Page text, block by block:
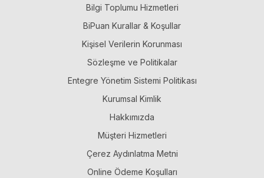
Bilgi Toplumu Hizmetleri
BiPuan Kurallar & Koşullar
Kişisel Verilerin Korunması
Sözleşme ve Politikalar
Entegre Yönetim Sistemi Politikası
Kurumsal Kimlik
Hakkımızda
Müşteri Hizmetleri
Çerez Aydınlatma Metni
Online Ödeme Koşulları